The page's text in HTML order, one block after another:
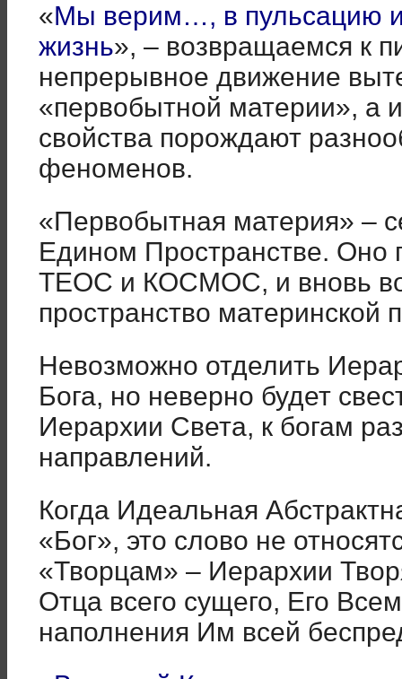
«Мы верим…, в пульсацию
жизнь», – возвращаемся к
непрерывное движение
«первобытной материи», а
свойства порождают
феноменов.
«Первобытная материя» –
Едином Пространстве. Оно
ТЕОС и КОСМОС, и вновь
пространство материнской
Невозможно отделить
Бога, но неверно будет
Иерархии Света, к богам
направлений.
Когда Идеальная
«Бог», это слово не
«Творцам» – Иерархии
Отца всего сущего, Его
наполнения Им всей